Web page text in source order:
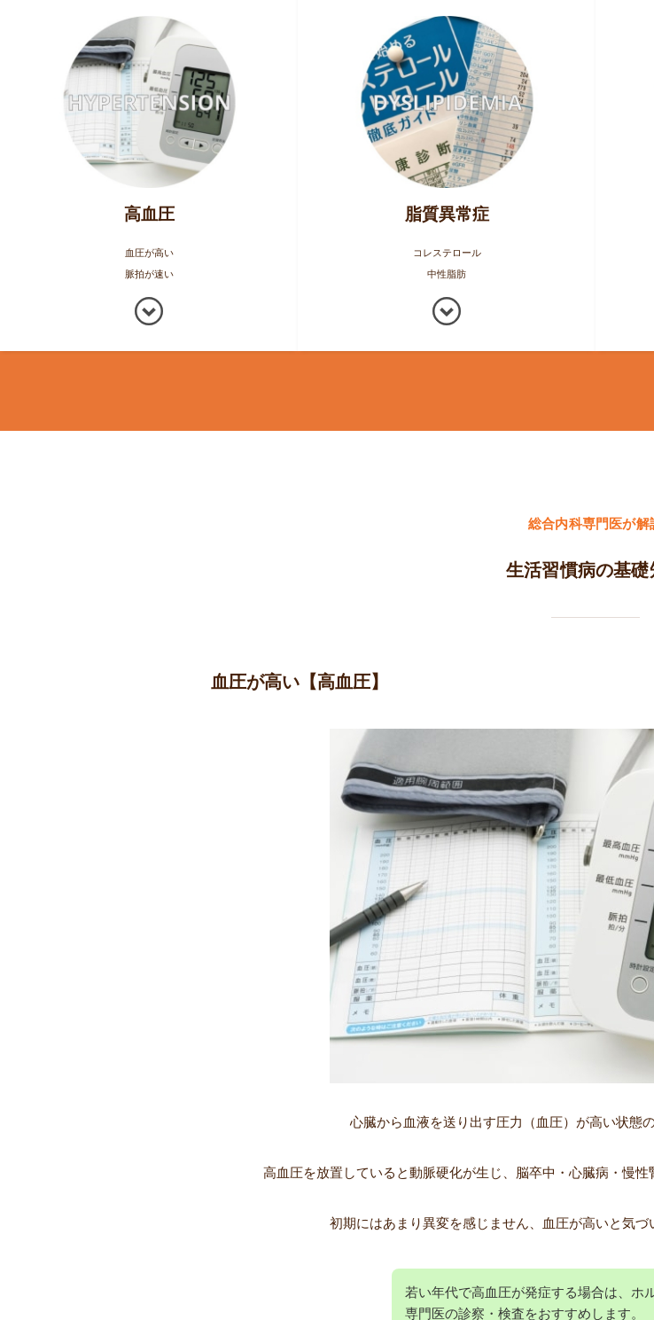
高血圧
血圧が高い
脈拍が速い
脂質異常症
コレステロール
中性脂肪
総合内科専門医が解
生活習慣病の基礎
血圧が高い【高血圧】
心臓から血液を送り出す圧力（血圧）が高い状態
高血圧を放置していると動脈硬化が生じ、脳卒中・心臓病・慢性
初期にはあまり異変を感じません、血圧が高いと気づ
若い年代で高血圧が発症する場合は、ホ
専門医の診察・検査をおすすめします。